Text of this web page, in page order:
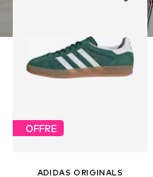
OFFRE
ADIDAS ORIGINALS